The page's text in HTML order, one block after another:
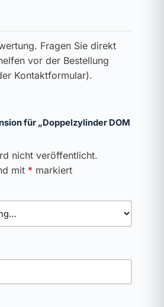
Fragen Sie direkt
vor der Bestellung
Kontaktformular).
für „Doppelzylinder DOM
nicht veröffentlicht.
mit * markiert